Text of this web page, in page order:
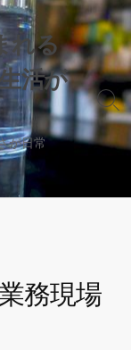
れる
活が
が日常
検
索
切
務現場